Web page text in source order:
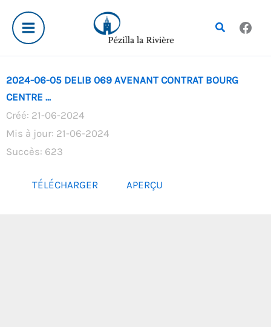
contenu
Rechercher
2024-06-05 DELIB 069 AVENANT CONTRAT BOURG
CENTRE ...
Créé: 21-06-2024
Mis à jour: 21-06-2024
Succès: 623
TÉLÉCHARGER APERÇU